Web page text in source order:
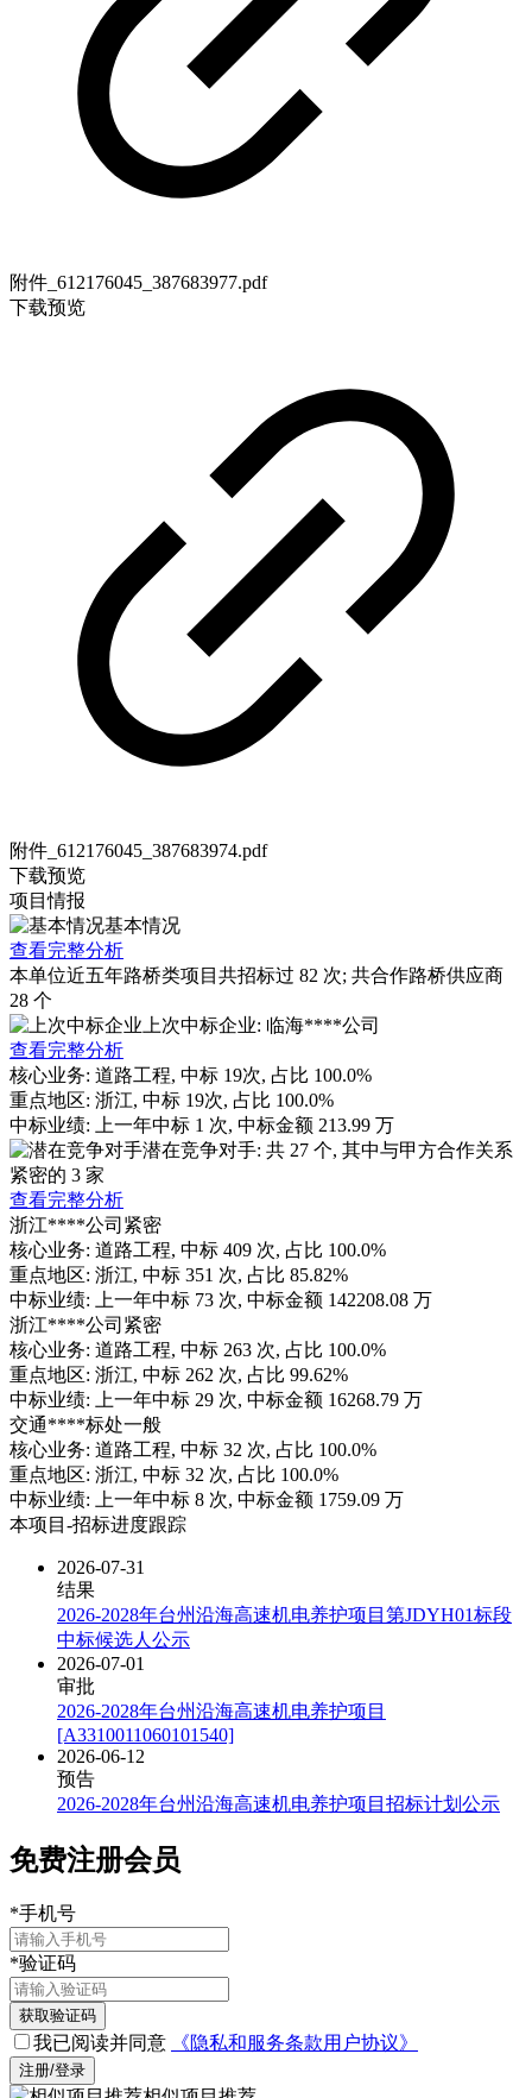
附件_612176045_387683977.pdf
下载预览
附件_612176045_387683974.pdf
下载预览
项目情报
基本情况
查看完整分析
本单位近五年路桥类项目共招标过 82 次; 共合作路桥供应商
28 个
上次中标企业: 临海****公司
查看完整分析
核心业务: 道路工程, 中标 19次, 占比 100.0%
重点地区: 浙江, 中标 19次, 占比 100.0%
中标业绩:
上一年中标 1 次, 中标金额 213.99 万
潜在竞争对手: 共 27 个, 其中与甲方合作关系
紧密的 3 家
查看完整分析
浙江****公司 紧密
核心业务: 道路工程, 中标 409 次, 占比 100.0%
重点地区: 浙江, 中标 351 次, 占比 85.82%
中标业绩:
上一年中标 73 次, 中标金额 142208.08 万
浙江****公司 紧密
核心业务: 道路工程, 中标 263 次, 占比 100.0%
重点地区: 浙江, 中标 262 次, 占比 99.62%
中标业绩:
上一年中标 29 次, 中标金额 16268.79 万
交通****标处一般
核心业务: 道路工程, 中标 32 次, 占比 100.0%
重点地区: 浙江, 中标 32 次, 占比 100.0%
中标业绩:
上一年中标 8 次, 中标金额 1759.09 万
本项目-招标进度跟踪
2026-07-31
结果
2026-2028年台州沿海高速机电养护项目第JDYH01标段
中标候选人公示
2026-07-01
审批
2026-2028年台州沿海高速机电养护项目
[A3310011060101540]
2026-06-12
预告
2026-2028年台州沿海高速机电养护项目招标计划公示
免费注册会员
*手机号
*验证码
获取验证码
我已阅读并同意 《隐私和服务条款用户协议》
注册/登录